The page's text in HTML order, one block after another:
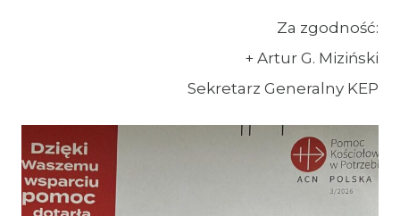
Za zgodność:
+ Artur G. Miziński
Sekretarz Generalny KEP